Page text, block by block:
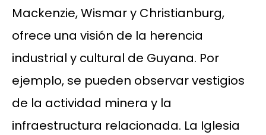
Mackenzie, Wismar y Christianburg,
ofrece una visión de la herencia
industrial y cultural de Guyana. Por
ejemplo, se pueden observar vestigios
de la actividad minera y la
infraestructura relacionada. La Iglesia